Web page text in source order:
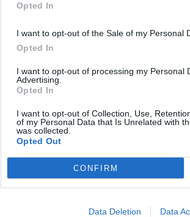
Opted In
I want to opt-out of the Sale of my Personal
Opted In
I want to opt-out of processing my Personal
Advertising.
Opted In
I want to opt-out of Collection, Use,
of my Personal Data that Is Unrelated with
was collected.
Opted Out
CONFIRM
Data Deletion Data